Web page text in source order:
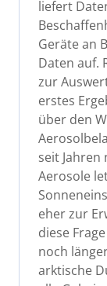
liefert
Geräte an
Daten auf.
zur
erstes
über den
seit
Aerosole
eher zur
diese
noch
arktische